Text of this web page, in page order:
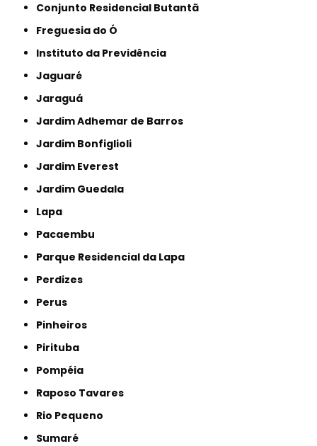
Conjunto Residencial Butantã
Freguesia do Ó
Instituto da Previdência
Jaguaré
Jaraguá
Jardim Adhemar de Barros
Jardim Bonfiglioli
Jardim Everest
Jardim Guedala
Lapa
Pacaembu
Parque Residencial da Lapa
Perdizes
Perus
Pinheiros
Pirituba
Pompéia
Raposo Tavares
Rio Pequeno
Sumaré